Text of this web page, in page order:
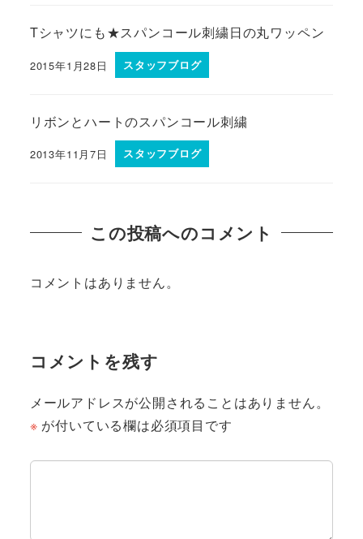
Tシャツにも★スパンコール刺繍日の丸ワッペン
2015年1月28日 スタッフブログ
リボンとハートのスパンコール刺繍
2013年11月7日 スタッフブログ
この投稿へのコメント
コメントはありません。
コメントを残す
メールアドレスが公開されることはありません。
※ が付いている欄は必須項目です